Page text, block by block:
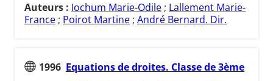
Auteurs : Iochum Marie-Odile ; Lallement Marie-
France ; Poirot Martine ; André Bernard. Dir.
1996 Equations de droites. Classe de 3ème